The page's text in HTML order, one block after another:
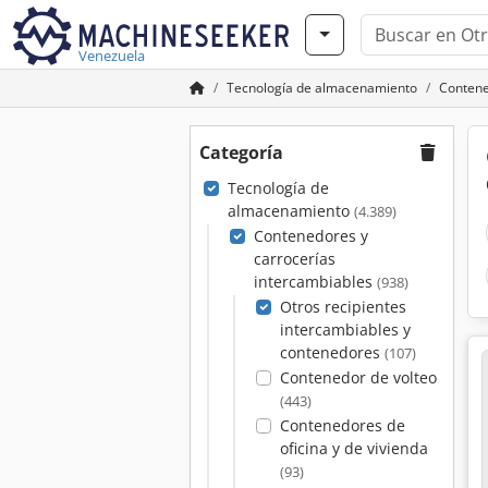
Venezuela
Tecnología de almacenamiento
Categoría
Tecnología de
almacenamiento (4.389)
Contenedores y
carrocerías
intercambiables (938)
Otros recipientes
intercambiables y
contenedores (107)
Contenedor de volteo
(443)
Contenedores de
oficina y de vivienda
(93)